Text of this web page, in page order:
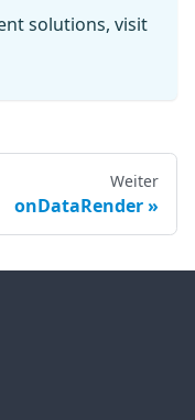
solutions, visit
Weiter
onDataRender